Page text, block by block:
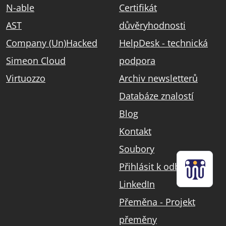
N-able
AST
Company (Un)Hacked
Simeon Cloud
Virtuozzo
Certifikát
důvěryhodnosti
HelpDesk - technická
podpora
Archiv newsletterů
Databáze znalostí
Blog
Kontakt
Soubory
Přihlásit k odběru
LinkedIn
Přeměna - Projekt
přeměny